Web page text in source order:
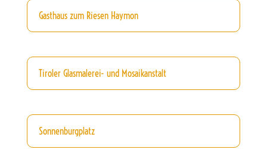
Gasthaus zum Riesen Haymon
Tiroler Glasmalerei- und Mosaikanstalt
Sonnenburgplatz